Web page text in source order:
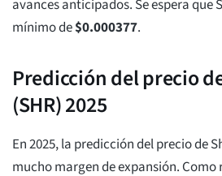
avances anticipados. Se espera que
mínimo de$0.000377.
Predicción del precio
(SHR) 2025
En 2025, la predicción del precio de
mucho margen de expansión. Como